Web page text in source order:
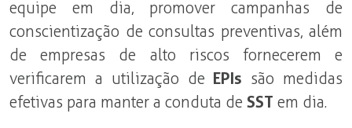
equipe em dia, promover campanhas de
conscientização de consultas preventivas, além
de empresas de alto riscos fornecerem e
verificarem a utilização de EPIs são medidas
efetivas para manter a conduta de SST em dia.